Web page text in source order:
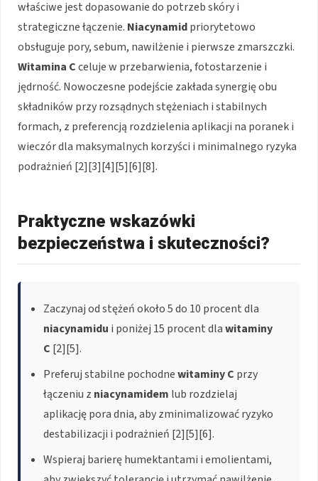
właściwe jest dopasowanie do potrzeb skóry i
strategiczne łączenie. Niacynamidpriorytetowo
obsługuje pory, sebum, nawilżenie i pierwsze zmarszczki.
Witamina Cceluje w przebarwienia, fotostarzenie i
jędrność. Nowoczesne podejście zakłada synergię obu
składników przy rozsądnych stężeniach i stabilnych
formach, z preferencją rozdzielenia aplikacji na poranek i
wieczór dla maksymalnych korzyści i minimalnego ryzyka
podrażnień [2][3][4][5][6][8].
Praktyczne wskazówki
bezpieczeństwa i skuteczności?
Zaczynaj od stężeń około 5 do 10 procent dla
niacynamidu i poniżej 15 procent dlawitaminy
C [2][5].
Preferuj stabilne pochodnewitaminy C przy
łączeniu z niacynamidem lub rozdzielaj
aplikację pora dnia, aby zminimalizować ryzyko
destabilizacji i podrażnień [2][5][6].
Wspieraj barierę humektantami i emolientami,